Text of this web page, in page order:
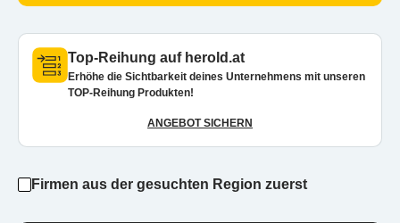
Top-Reihung auf herold.at
Erhöhe die Sichtbarkeit deines Unternehmens mit unseren
TOP-Reihung Produkten!
ANGEBOT SICHERN
Firmen aus der gesuchten Region zuerst